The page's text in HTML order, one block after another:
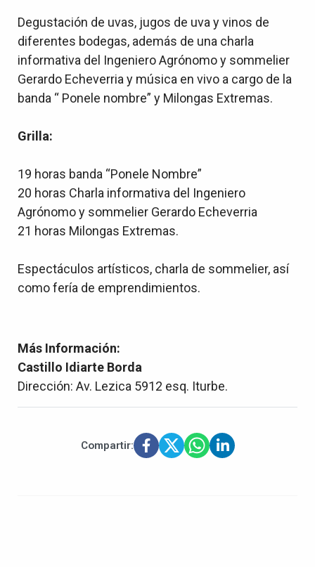
Degustación de uvas, jugos de uva y vinos de
diferentes bodegas, además de una charla
informativa del Ingeniero Agrónomo y sommelier
Gerardo Echeverria y música en vivo a cargo de la
banda “ Ponele nombre” y Milongas Extremas.
Grilla:
19 horas banda “Ponele Nombre”
20 horas Charla informativa del Ingeniero
Agrónomo y sommelier Gerardo Echeverria
21 horas Milongas Extremas.
Espectáculos artísticos, charla de sommelier, así
como fería de emprendimientos.
Más Información:
Castillo Idiarte Borda
Dirección: Av. Lezica 5912 esq. Iturbe.
Compartir: